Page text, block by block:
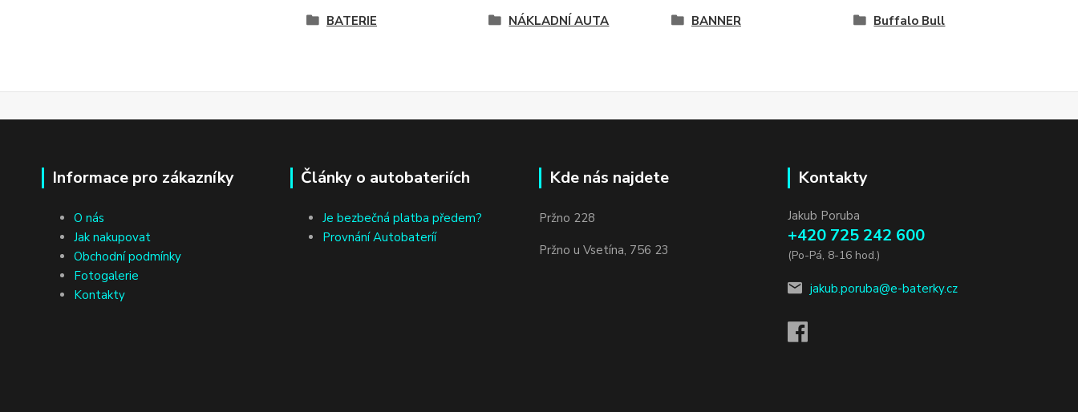
BATERIE NÁKLADNÍ AUTA BANNER Buffalo Bull
Informace pro zákazníky
O nás
Jak nakupovat
Obchodní podmínky
Fotogalerie
Kontakty
Články o autobateriích
Je bezbečná platba předem?
Provnání Autobateríí
Kde nás najdete
Pržno 228
Pržno u Vsetína, 756 23
Kontakty
Jakub Poruba
+420 725 242 600
(Po-Pá, 8-16 hod.)
jakub.poruba@e-baterky.cz